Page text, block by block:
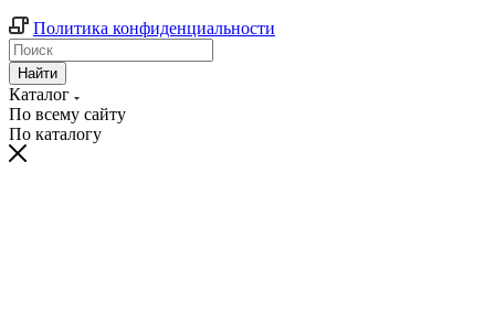
Политика конфиденциальности
Найти
Каталог
По всему сайту
По каталогу